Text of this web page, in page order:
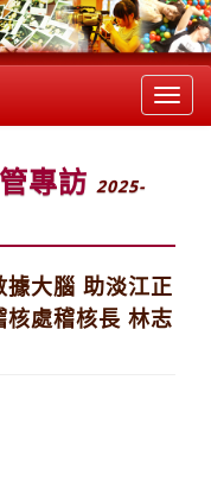
專訪 2025-
據大腦 助淡江正
處稽核長 林志